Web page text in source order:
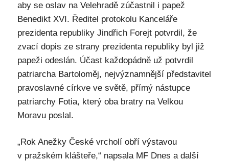
aby se oslav na Velehradě zúčastnil i papež
Benedikt XVI. Ředitel protokolu Kanceláře
prezidenta republiky Jindřich Forejt potvrdil, že
zvací dopis ze strany prezidenta republiky byl již
papeži odeslán. Účast každopádně už potvrdil
patriarcha Bartoloměj, nejvýznamnější představitel
pravoslavné církve ve světě, přímý nástupce
patriarchy Fotia, který oba bratry na Velkou
Moravu poslal.
„Rok Anežky České vrcholí obří výstavou
v pražském klášteře,“ napsala MF Dnes a další